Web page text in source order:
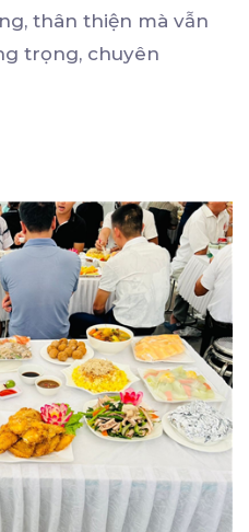
thân thiện mà vẫn
trọng, chuyên